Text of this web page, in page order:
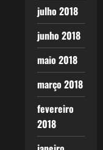
julho 2018
junho 2018
maio 2018
março 2018
fevereiro
2018